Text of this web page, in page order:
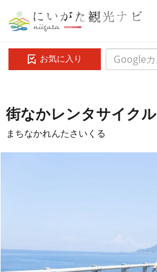
お気に入り
街なかレンタサイクル
まちなかれんたさいくる